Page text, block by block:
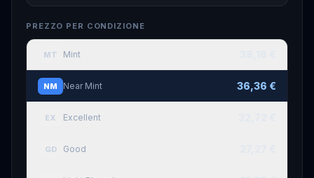
PREZZO PER CONDIZIONE
MT Mint
NM Near Mint 36,36 €
EX Excellent
GD Good